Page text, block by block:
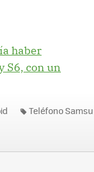
haber
S6, con un
Teléfono